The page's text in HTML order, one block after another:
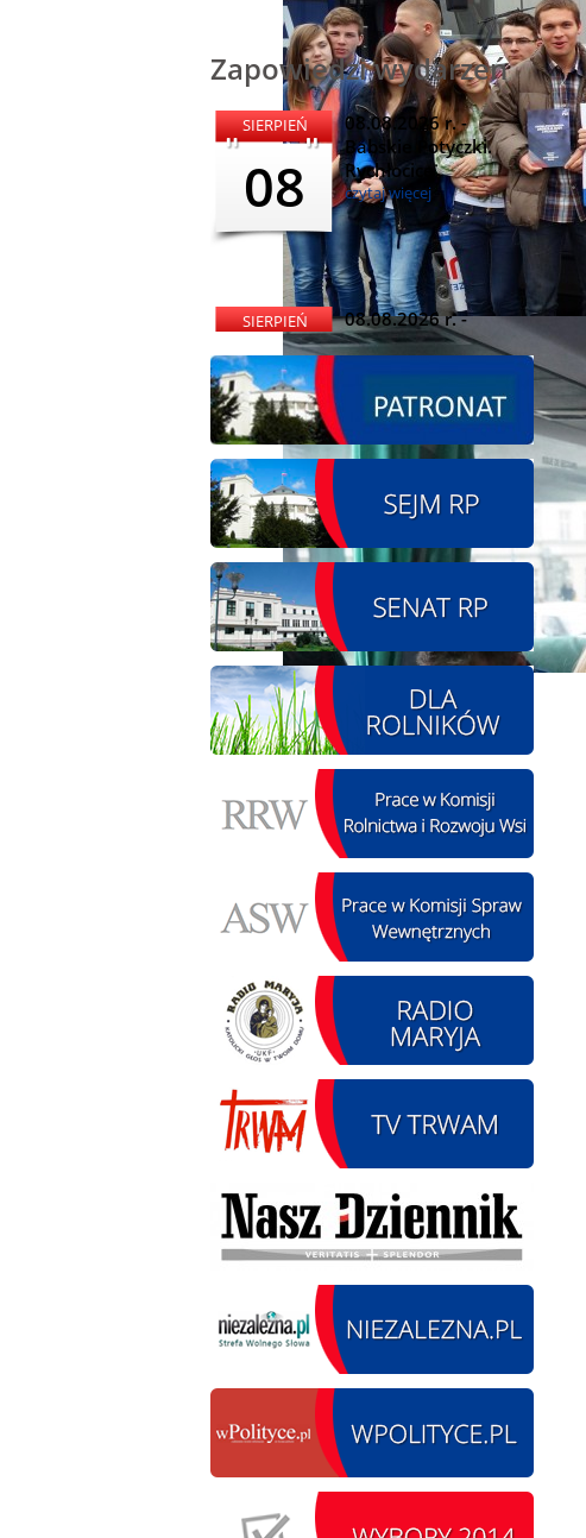
Zapowiedzi wydarzeń
SIERPIEŃ
08
08.08.2026 r. -
Babskie Potyczki.
Rychłocice
czytaj więcej
SIERPIEŃ
08
08.08.2026 r. -
Dożynki i
SIERPIEŃ
08
08.08.2026 r. - Piknik
integracyjny. Krępa
60 u Sołtysa
SIERPIEŃ
09
09.08.2026 r. -
Jubileusz OSP. Żerniki
czytaj więcej
SIERPIEŃ
12
12.08.2026 r. -
Oddanie drogi.
Kiełbasy
czytaj więcej
SIERPIEŃ
13
Pojazdów
Ożarów
czytaj więcej
14
Kiernozkiego Dzika.
Kiernozia
czytaj więcej
15.08.2026 r. -Święto